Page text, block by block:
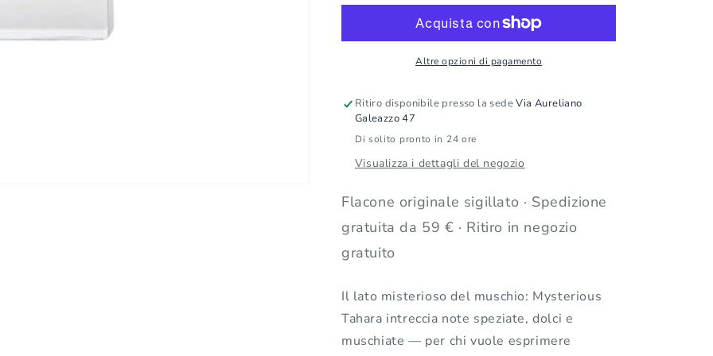
—
de
60
ml
Tahara
—
Musk
de
60
ml
Altre opzioni di pagamento
Ritiro disponibile presso la sedeVia Aureliano
Galeazzo 47
Di solito pronto in 24 ore
Visualizza i dettagli del negozio
Flacone originale sigillato · Spedizione
gratuita da 59 € · Ritiro in negozio
gratuito
Il lato misterioso del muschio: Mysterious
Tahara intreccia note speziate, dolci e
muschiate — per chi vuole esprimere